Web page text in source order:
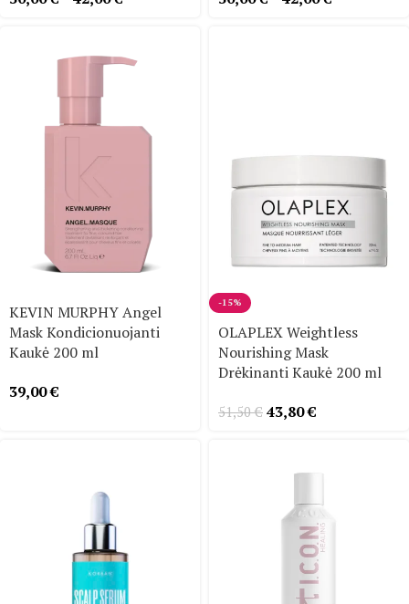
KEVIN MURPHY Angel
Mask Kondicionuojanti
Kaukė 200 ml
39,00€
-15%
OLAPLEX Weightless
Nourishing Mask
Drėkinanti Kaukė 200 ml
51,50€ 43,80€